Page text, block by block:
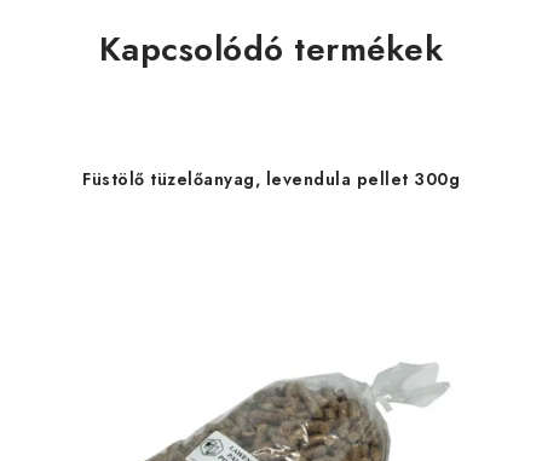
Kapcsolódó termékek
Füstölő tüzelőanyag, levendula pellet 300g